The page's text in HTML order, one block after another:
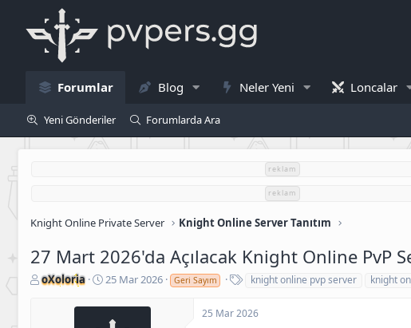
Forumlar Blog Neler Yeni Loncalar
Yeni Gönderiler Forumlarda Ara
reklam
reklam
Knight Online Private Server Knight Online Server Tanıtım
27 Mart 2026'da Açılacak Knight Online PvP
K
oXoloria
B
ş
25 Mar 2026 Geri Sayım
i
knight online pvp server knight
25 Mar 2026